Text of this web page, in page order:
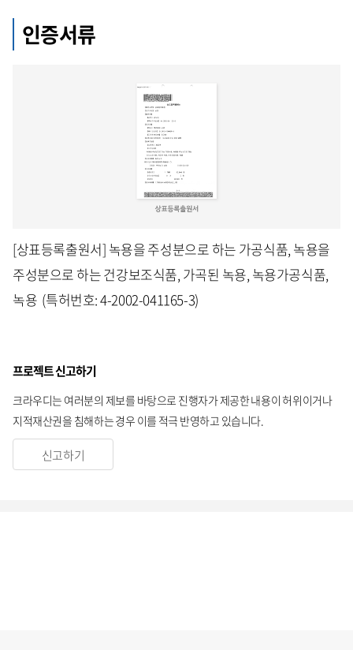
인증서류
[상표등록출원서] 녹용을 주성분으로 하는 가공식품, 녹용을
주성분으로 하는 건강보조식품, 가곡된 녹용, 녹용가공식품,
녹용 (특허번호: 4-2002-041165-3)
프로젝트 신고하기
크라우디는 여러분의 제보를 바탕으로 진행자가 제공한 내용이 허위이거나
지적재산권을 침해하는 경우 이를 적극 반영하고 있습니다.
신고하기